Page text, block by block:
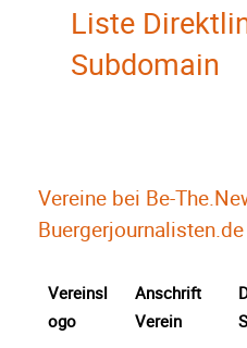
Liste
Subdomain
Vereine bei Be-
Vereinsl
ogo
Anschrift
Verein